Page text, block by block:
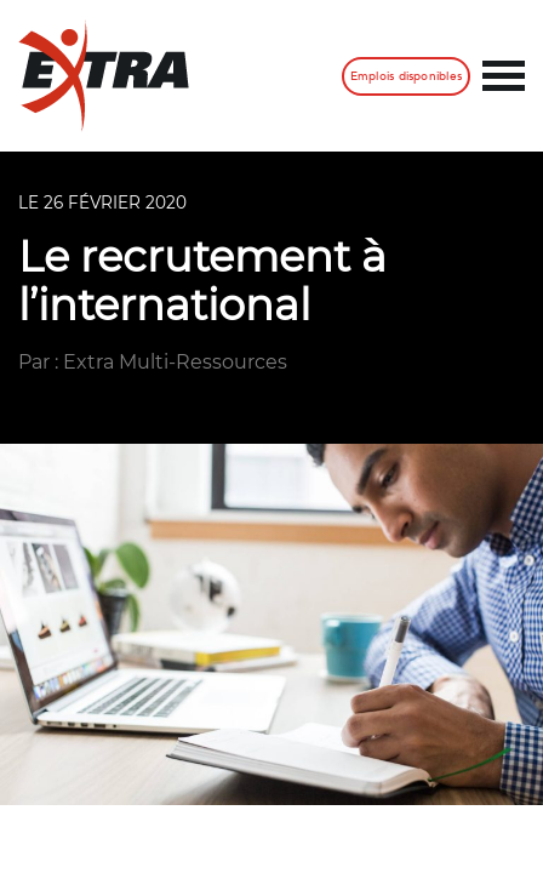
Emplois disponibles
LE 26 FÉVRIER 2020
Le recrutement à
l’international
Par : Extra Multi-Ressources